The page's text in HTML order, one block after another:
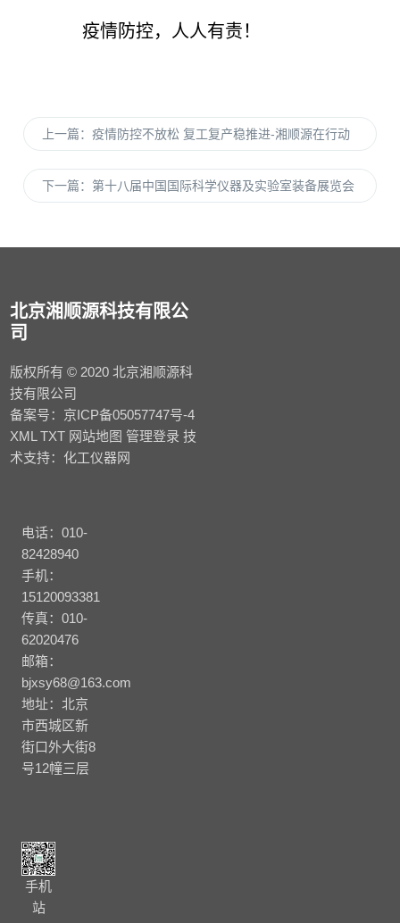
疫情防控，人人有责！
上一篇：疫情防控不放松 复工复产稳推进-湘顺源在行动
下一篇： 第十八届中国国际科学仪器及实验室装备展览会
北京湘顺源科技有限公
司
版权所有 © 2020 北京湘顺源科
技有限公司
备案号： 京ICP备05057747号-4
XML TXT 网站地图 管理登录 技
术支持：化工仪器网
电话：010-
82428940
手机：
15120093381
传真：010-
62020476
邮箱：
bjxsy68@163.com
地址：北京
市西城区新
街口外大街8
号12幢三层
手机
站